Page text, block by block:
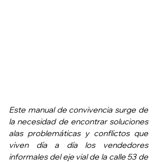
Este manual de convivencia surge de
la necesidad de encontrar soluciones
alas problemáticas y conflictos que
viven día a día los vendedores
informales del eje vial de la calle 53 de